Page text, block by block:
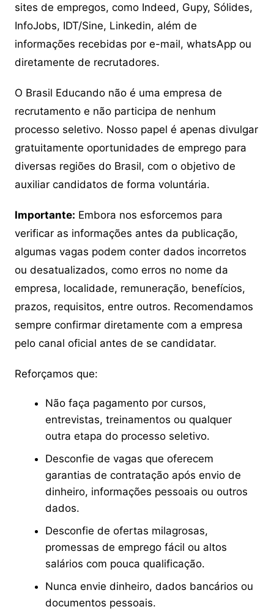
sites de empregos, como Indeed, Gupy, Sólides,
InfoJobs, IDT/Sine, Linkedin, além de
informações recebidas por e-mail, whatsApp ou
diretamente de recrutadores.
O Brasil Educando não é uma empresa de
recrutamento e não participa de nenhum
processo seletivo. Nosso papel é apenas divulgar
gratuitamente oportunidades de emprego para
diversas regiões do Brasil, com o objetivo de
auxiliar candidatos de forma voluntária.
Importante: Embora nos esforcemos para
verificar as informações antes da publicação,
algumas vagas podem conter dados incorretos
ou desatualizados, como erros no nome da
empresa, localidade, remuneração, benefícios,
prazos, requisitos, entre outros. Recomendamos
sempre confirmar diretamente com a empresa
pelo canal oficial antes de se candidatar.
Reforçamos que:
Não faça pagamento por cursos,
entrevistas, treinamentos ou qualquer
outra etapa do processo seletivo.
Desconfie de vagas que oferecem
garantias de contratação após envio de
dinheiro, informações pessoais ou outros
dados.
Desconfie de ofertas milagrosas,
promessas de emprego fácil ou altos
salários com pouca qualificação.
Nunca envie dinheiro, dados bancários ou
documentos pessoais.